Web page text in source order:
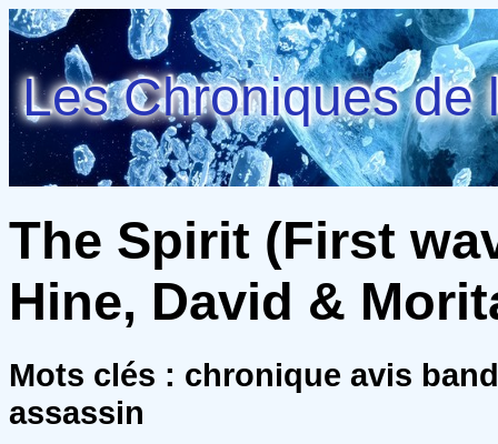
Les Chroniques de
The Spirit (First
Hine, David &
Mots clés : chronique avis
assassin